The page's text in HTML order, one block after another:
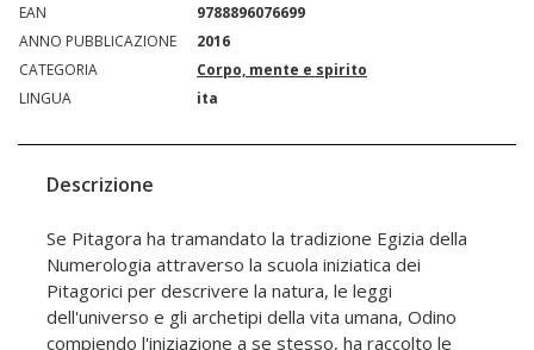
EAN
9788896076699
ANNO PUBBLICAZIONE
2016
CATEGORIA
Corpo, mente e spirito
LINGUA
ita
Descrizione
Se Pitagora ha tramandato la tradizione Egizia della
Numerologia attraverso la scuola iniziatica dei
Pitagorici per descrivere la natura, le leggi
dell'universo e gli archetipi della vita umana, Odino
compiendo l'iniziazione a se stesso, ha raccolto le